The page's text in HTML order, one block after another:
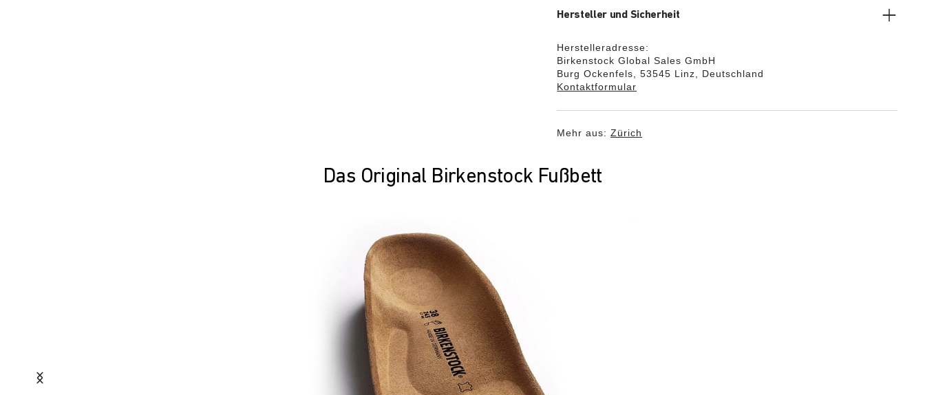
Hersteller und Sicherheit
Herstelleradresse:
Birkenstock Global Sales GmbH
Burg Ockenfels, 53545 Linz, Deutschland
Kontaktformular
Mehr aus:Zürich
Das Original Birkenstock Fußbett